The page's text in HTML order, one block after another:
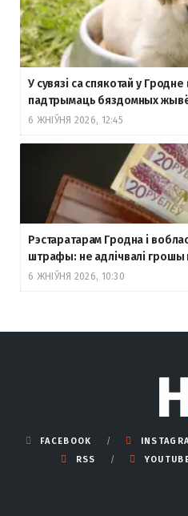
У сувязі са спякотай у
падтрымаць бяздомных
6 ЖНІЎНЯ 2026, 12:45
Рэстаратарам Гродна і
штрафы: не адлічвалі грошы
6 ЖНІЎНЯ 2026, 10:30
FACEBOOK
RSS